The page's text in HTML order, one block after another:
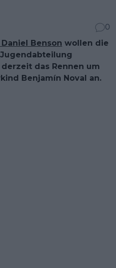
0
Benson wollen die
Jugendabteilung
das Rennen um
Benjamín Noval an.